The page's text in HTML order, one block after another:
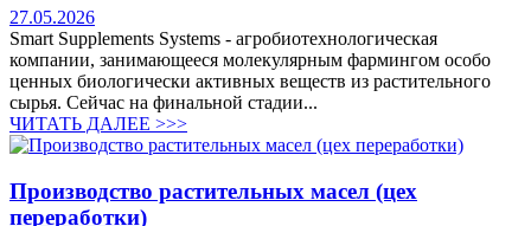
27.05.2026
Smart Supplements Systems - агробиотехнологическая
компании, занимающееся молекулярным фармингом особо
ценных биологически активных веществ из растительного
сырья. Сейчас на финальной стадии...
ЧИТАТЬ ДАЛЕЕ >>>
Производство растительных масел (цех
переработки)